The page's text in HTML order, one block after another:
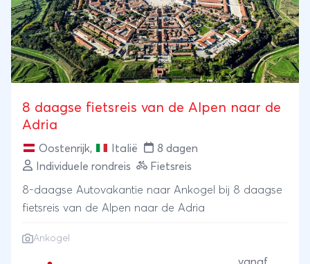
8 daagse fietsreis van de Alpen naar de
Adria
Oostenrijk, Italië
8 dagen
Individuele rondreis
Fietsreis
8-daagse Autovakantie naar Ankogel bij 8 daagse
fietsreis van de Alpen naar de Adria
Ankogel